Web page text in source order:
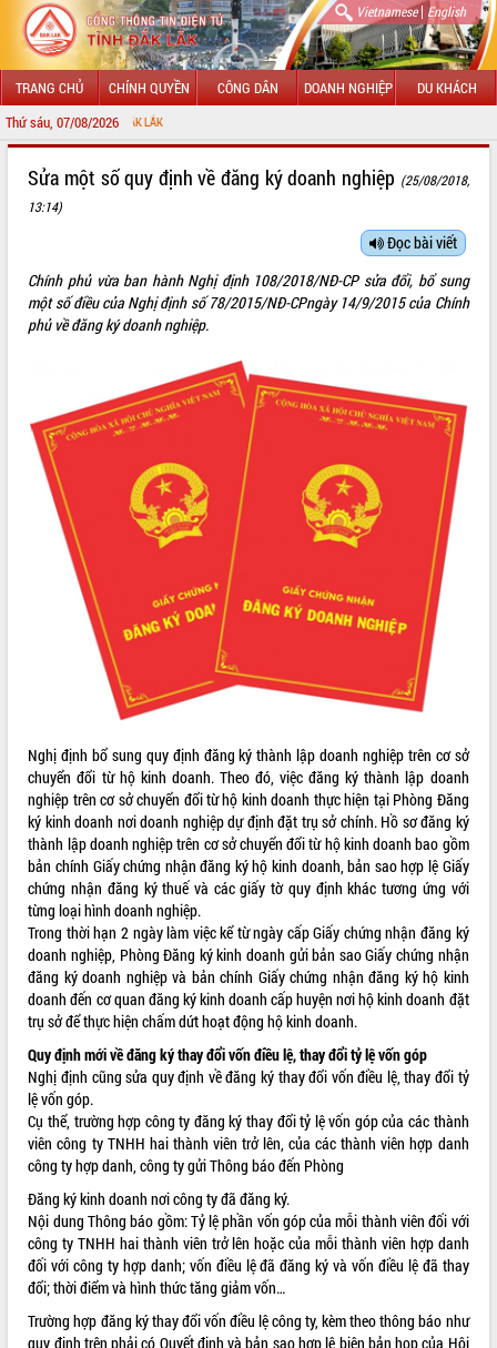
Vietnamese| English
TRANG CHỦ CHÍNH QUYỀN CÔNG DÂN DOANH NGHIỆP DU KHÁCH
Thứ sáu, 07/08/2026
LÃNH ĐẠO UBND TỈNH
SỞ, BAN, NGÀNH
THÔNG TIN CHỈ ĐẠO ĐIỀU HÀNH
HỆ THỐNG VĂN BẢN
VĂN BẢN HĐND TỈNH
ĐIỂM TIN VĂN BẢN
QUY HOẠCH - KẾ HOẠCH
VIDEO
Khám bệnh, cấp phát thuốc miễn phí
và tặng quà người dân xã Cư Pui
Hội nghị UBND tỉnh Đắk Lắk thường kỳ
tháng 7/2026
Sửa một số quy định về đăng ký doanh nghiệp (25/08/2018,
13:14)
Đọc bài viết
Chính phủ vừa ban hành Nghị định 108/2018/NĐ-CP sửa đổi, bổ sung
một số điều của Nghị định số 78/2015/NĐ-CPngày 14/9/2015 của Chính
phủ về đăng ký doanh nghiệp.
Nghị định bổ sung quy định đăng ký thành lập doanh nghiệp trên cơ sở
chuyển đổi từ hộ kinh doanh. Theo đó, việc đăng ký thành lập doanh
nghiệp trên cơ sở chuyển đổi từ hộ kinh doanh thực hiện tại Phòng Đăng
ký kinh doanh nơi doanh nghiệp dự định đặt trụ sở chính. Hồ sơ đăng ký
thành lập doanh nghiệp trên cơ sở chuyển đổi từ hộ kinh doanh bao gồm
bản chính Giấy chứng nhận đăng ký hộ kinh doanh, bản sao hợp lệ Giấy
chứng nhận đăng ký thuế và các giấy tờ quy định khác tương ứng với
từng loại hình doanh nghiệp.
Trong thời hạn 2 ngày làm việc kể từ ngày cấp Giấy chứng nhận đăng ký
doanh nghiệp, Phòng Đăng ký kinh doanh gửi bản sao Giấy chứng nhận
đăng ký doanh nghiệp và bản chính Giấy chứng nhận đăng ký hộ kinh
doanh đến cơ quan đăng ký kinh doanh cấp huyện nơi hộ kinh doanh đặt
trụ sở để thực hiện chấm dứt hoạt động hộ kinh doanh.
Quy định mới về đăng ký thay đổi vốn điều lệ, thay đổi tỷ lệ vốn góp
Nghị định cũng sửa quy định về đăng ký thay đổi vốn điều lệ, thay đổi tỷ
lệ vốn góp.
Cụ thể, trường hợp công ty đăng ký thay đổi tỷ lệ vốn góp của các thành
viên công ty TNHH hai thành viên trở lên, của các thành viên hợp danh
công ty hợp danh, công ty gửi Thông báo đến Phòng
Đăng ký kinh doanh nơi công ty đã đăng ký.
Nội dung Thông báo gồm: Tỷ lệ phần vốn góp của mỗi thành viên đối với
công ty TNHH hai thành viên trở lên hoặc của mỗi thành viên hợp danh
đối với công ty hợp danh; vốn điều lệ đã đăng ký và vốn điều lệ đã thay
đổi; thời điểm và hình thức tăng giảm vốn…
Trường hợp đăng ký thay đổi vốn điều lệ công ty, kèm theo thông báo như
quy định trên phải có Quyết định và bản sao hợp lệ biên bản họp của Hội